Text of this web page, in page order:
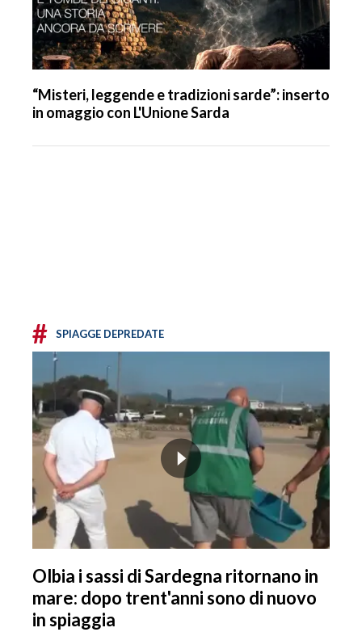
“Misteri, leggende e tradizioni sarde”: inserto
in omaggio con L'Unione Sarda
# SPIAGGE DEPREDATE
Olbia i sassi di Sardegna ritornano in
mare: dopo trent'anni sono di nuovo
in spiaggia